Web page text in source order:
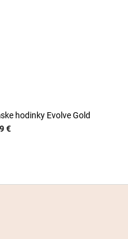
hodinky Evolve Gold
€